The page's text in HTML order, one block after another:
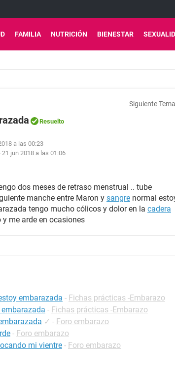
FAMILIA NUTRICIÓN BIENESTAR
Siguiente Tema
Resuelto
a las 00:23
21 jun 2018 a las 01:06
dos meses de retraso menstrual .. tube
manche entre Maron y sangre normal
tengo mucho cólicos y dolor en la cadera
me arde en ocasiones
embarazada - Fichas prácticas -Embarazo
- Fichas prácticas -Embarazo
✓ - Foro embarazo
- Foro embarazo
mi vientre - Foro embarazo